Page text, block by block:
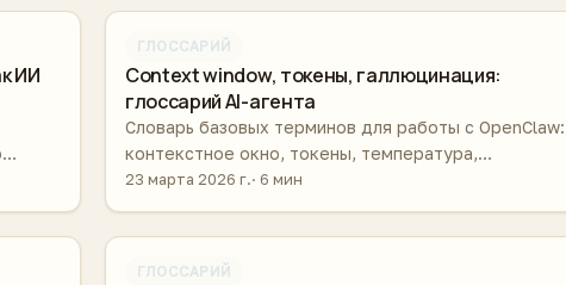
ИИ
ГЛОССАРИЙ
Context window, токены, галлюцинация:
глоссарий AI-агента
Словарь базовых терминов для работы с OpenClaw:
контекстное окно, токены, температура,
галлюцинации, prompt, inference — простыми
23 марта 2026 г. 6 мин
ГЛОССАРИЙ